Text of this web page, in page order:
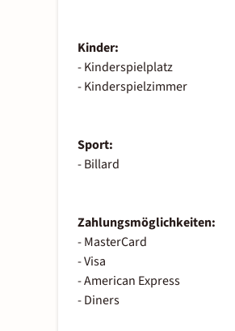
Kinder:
- Kinderspielplatz
- Kinderspielzimmer
Sport:
- Billard
Zahlungsmöglichkeiten:
- MasterCard
- Visa
- American Express
- Diners